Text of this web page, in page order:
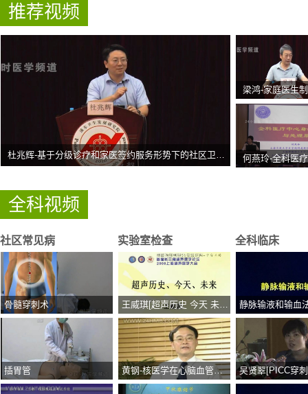
推荐视频
杜兆辉-基于分级诊疗和家医签约服务形势下的社区卫生信息化建设
全科视频
社区常见病
骨髓穿刺术
插胃管
实验室检查
王威琪[超声历史 今天 未来]
黄钢-核医学在心脑血管疾病诊断中的应用
全科临床
静脉输液和输血